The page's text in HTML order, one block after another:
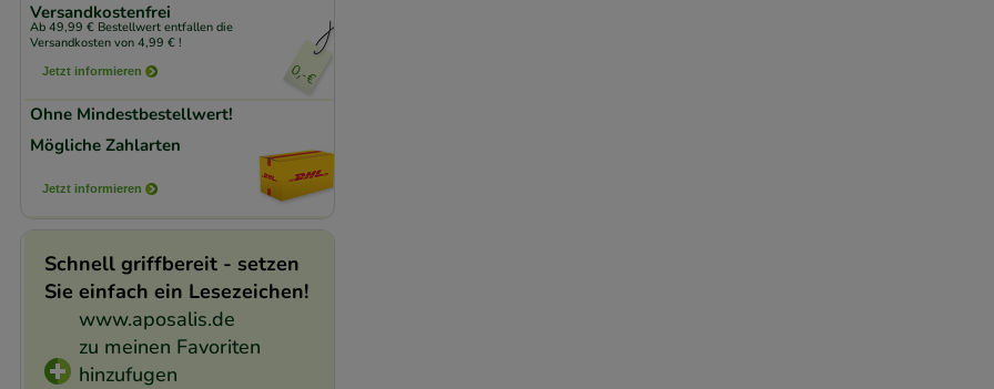
Versandkostenfrei
Ab 49,99 € Bestellwert entfallen die
Versandkosten von 4,99 € !
Jetzt informieren
Ohne Mindestbestellwert!
Mögliche Zahlarten
Jetzt informieren
Schnell griffbereit - setzen
Sie einfach ein Lesezeichen!
www.aposalis.de
zu meinen Favoriten
hinzufugen